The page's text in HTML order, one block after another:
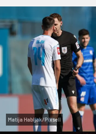
Matija Habljak/Pixsell